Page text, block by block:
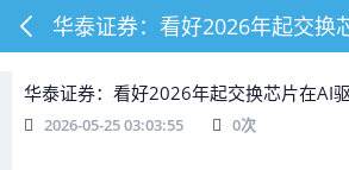
华泰证券：看好2026年起交换芯片在AI
2026-05-25 03:03:55 0次